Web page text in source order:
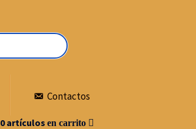
Contactos
0 artículos